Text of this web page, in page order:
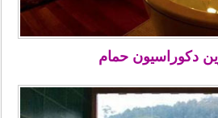
دکوراسیون حمام